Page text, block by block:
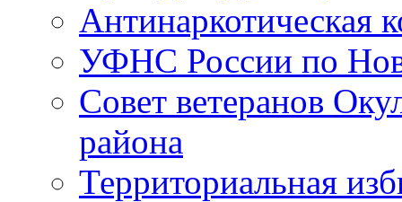
Антинаркотическая
УФНС России по
Совет ветеранов
района
Территориальная